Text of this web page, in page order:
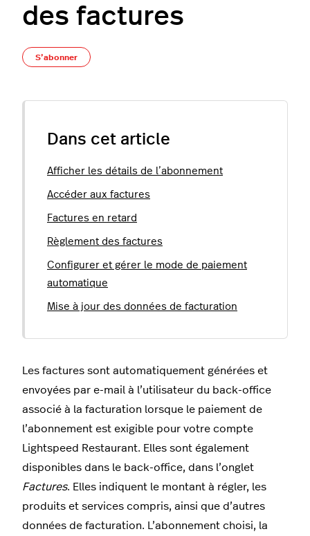
des factures
S’abonner
Dans cet article
Afficher les détails de l’abonnement
Accéder aux factures
Factures en retard
Règlement des factures
Configurer et gérer le mode de paiement
automatique
Mise à jour des données de facturation
Les factures sont automatiquement générées et
envoyées par e-mail à l’utilisateur du back-office
associé à la facturation lorsque le paiement de
l’abonnement est exigible pour votre compte
Lightspeed Restaurant. Elles sont également
disponibles dans le back-office, dans l’onglet
Factures. Elles indiquent le montant à régler, les
produits et services compris, ainsi que d’autres
données de facturation. L’abonnement choisi, la